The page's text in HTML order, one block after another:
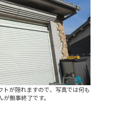
トが隠れますので、写真では何も
が無事終了です。